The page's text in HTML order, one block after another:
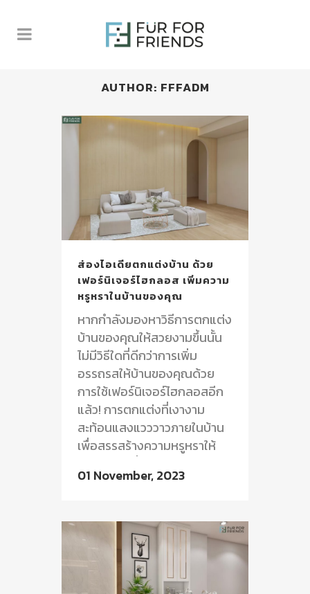
AUTHOR: FFFADM
ส่องไอเดียตกแต่งบ้าน ด้วย
เฟอร์นิเจอร์ไฮกลอส เพิ่มความ
หรูหราในบ้านของคุณ
หากกำลังมองหาวิธีการตกแต่ง
บ้านของคุณให้สวยงามขึ้นนั้น
ไม่มีวิธีใดที่ดีกว่าการเพิ่ม
อรรถรสให้บ้านของคุณด้วย
การใช้เฟอร์นิเจอร์ไฮกลอสอีก
แล้ว! การตกแต่งที่เงางาม
สะท้อนแสงแวววาวภายในบ้าน
เพื่อสรรสร้างความหรูหราให้
คุณสมบัติที่ทนทานอีกทั้งง่าย
ไฮกลอส ทำให้บ้านของคุณมี
ความโดดเด่นมากกว่าเดิม
บทความในครั้งนี้...
01 November, 2023